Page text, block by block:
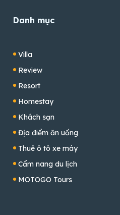
Danh mục
Villa
Review
Resort
Homestay
Khách sạn
Địa điểm ăn uống
Thuê ô tô xe máy
Cẩm nang du lịch
MOTOGO Tours